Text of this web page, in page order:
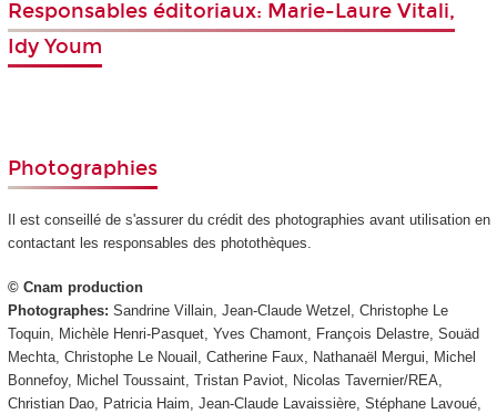
Responsables éditoriaux: Marie-Laure Vitali,
Idy Youm
Photographies
Il est conseillé de s'assurer du crédit des photographies avant utilisation en
contactant les responsables des photothèques.
© Cnam production
Photographes: Sandrine Villain, Jean-Claude Wetzel, Christophe Le
Toquin, Michèle Henri-Pasquet, Yves Chamont, François Delastre, Souäd
Mechta, Christophe Le Nouail, Catherine Faux, Nathanaël Mergui, Michel
Bonnefoy, Michel Toussaint, Tristan Paviot, Nicolas Tavernier/REA,
Christian Dao, Patricia Haim, Jean-Claude Lavaissière, Stéphane Lavoué,